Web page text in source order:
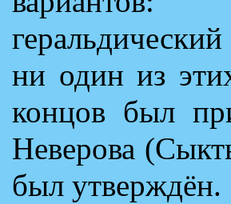
ни один из
концов был
Неверова
был утверждён.